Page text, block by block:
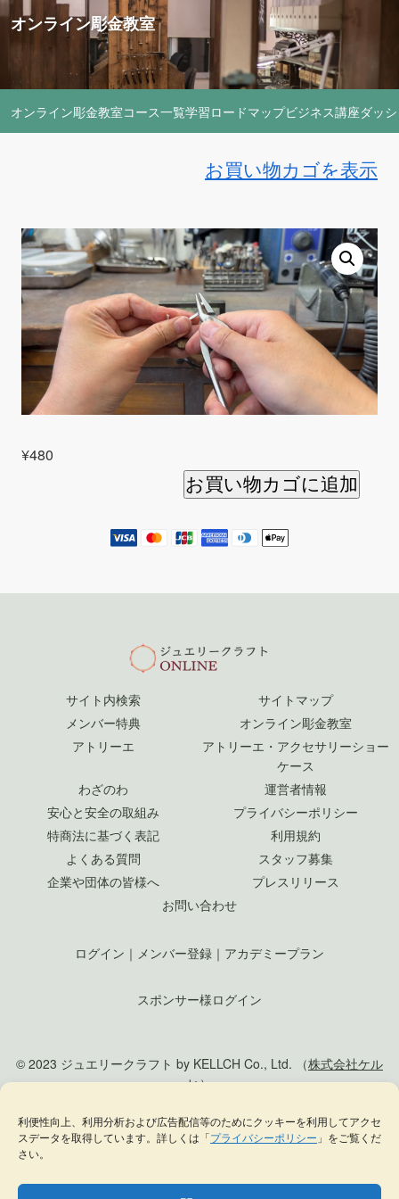
利便性向上、利用分析および広告配信等のためにクッキーを利用してアクセ
スデータを取得しています。詳しくは「プライバシーポリシー 」をご覧くだ
さい。
オンライン彫金教室
オンライン彫金教室コース一覧学習ロードマップビジネス講座ダッ
お買い物カゴを表示
¥480
お買い物カゴに追加
サイト内検索
サイトマップ
メンバー特典
オンライン彫金教室
アトリーエ
アトリーエ・アクセサリーショー
ケース
わざのわ
運営者情報
安心と安全の取組み
プライバシーポリシー
特商法に基づく表記
利用規約
よくある質問
スタッフ募集
企業や団体の皆様へ
プレスリリース
お問い合わせ
ログイン ｜ メンバー登録 ｜ アカデミープラン
スポンサー様ログイン
© 2023 ジュエリークラフト by KELLCH Co., Ltd. （株式会社ケル
ヒ）
私達は、地方創生SDGs官民連携プラットフォームに加盟しています
私達は、（一社）日本ジュエリー協会 の正会員として日本のジュエリー文化の発